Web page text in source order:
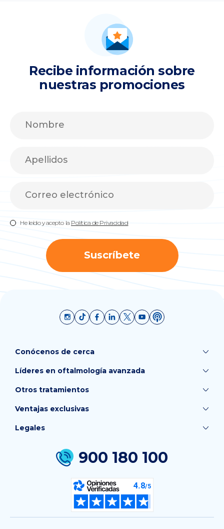
Recibe información sobre
nuestras promociones
He leído y acepto la Política de Privacidad
Suscríbete
Conócenos de cerca
Líderes en oftalmología avanzada
Otros tratamientos
Ventajas exclusivas
900 180 100
Legales